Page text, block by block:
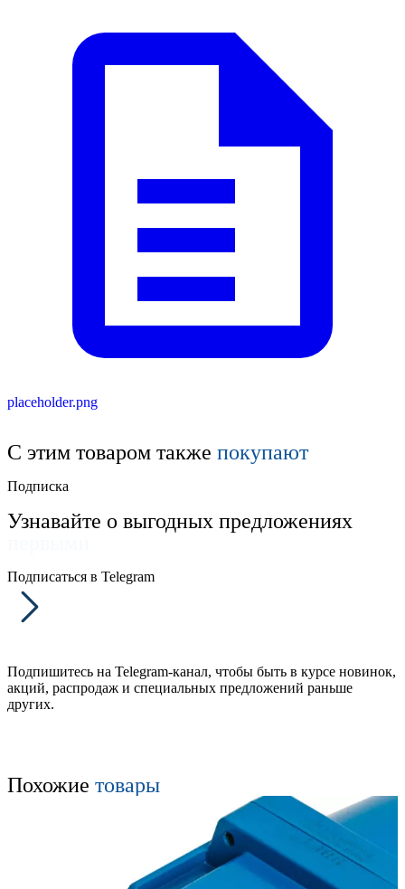
placeholder.png
С этим товаром также покупают
Подписка
Узнавайте о выгодных предложениях
Подписаться в Telegram
Подпишитесь на Telegram-канал, чтобы быть в курсе новинок,
акций, распродаж и специальных предложений раньше
других.
Похожие товары